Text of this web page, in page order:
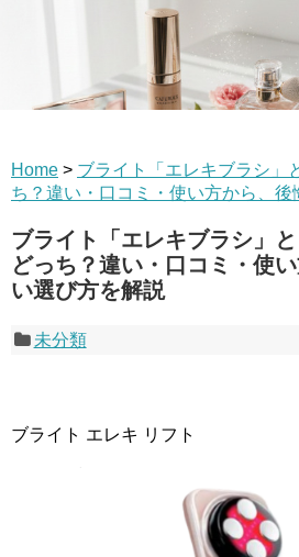
Home > ブライト「エレキブラシ」
ち？違い・口コミ・使い方から、後
ブライト「エレキブラシ」と
どっち？違い・口コミ・使
い選び方を解説
未分類
ブライト エレキ リフト